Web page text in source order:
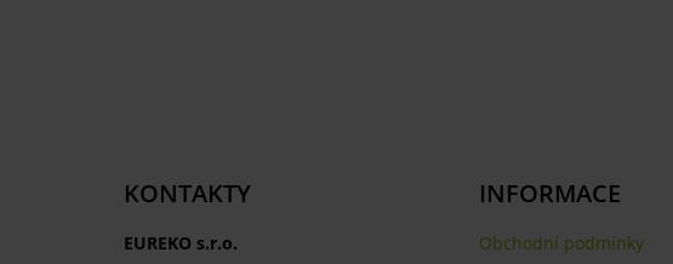
KONTAKTY
EUREKO s.r.o.
INFORMACE
Obchodní podmínky